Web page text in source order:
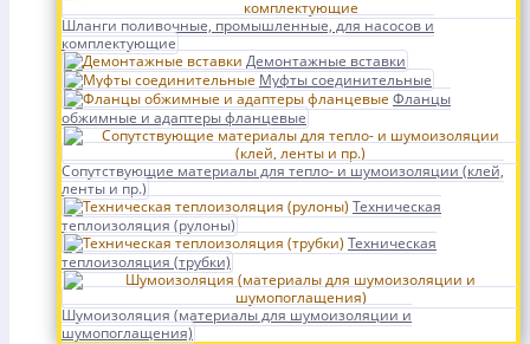
Шланги поливочные, промышленные, для насосов и
комплектующие
Демонтажные вставки
Муфты соединительные
Фланцы
обжимные и адаптеры фланцевые
Сопутствующие материалы для тепло- и шумоизоляции (клей,
ленты и пр.)
Техническая
теплоизоляция (рулоны)
Техническая
теплоизоляция (трубки)
Шумоизоляция (материалы для шумоизоляции и
шумопоглащения)